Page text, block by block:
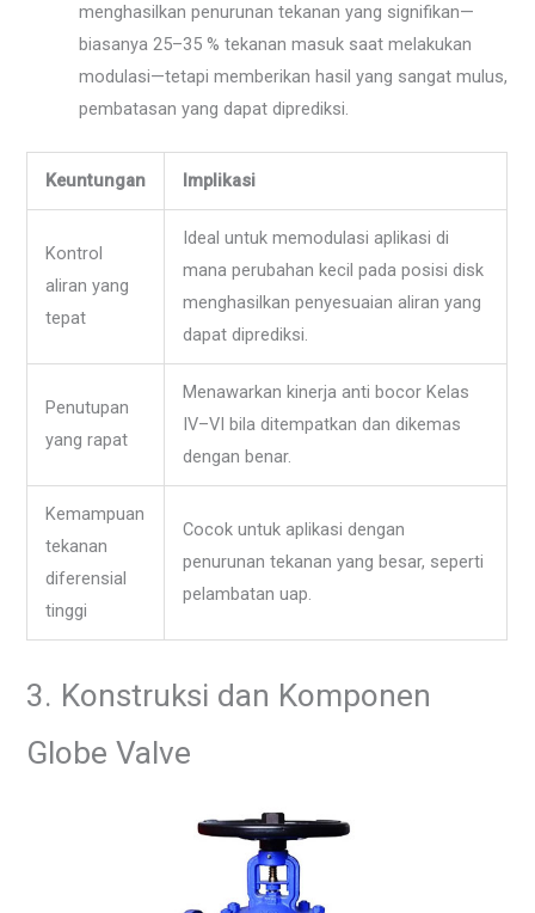
menghasilkan penurunan tekanan yang signifikan—
biasanya 25–35 % tekanan masuk saat melakukan
modulasi—tetapi memberikan hasil yang sangat mulus,
pembatasan yang dapat diprediksi.
Keuntungan Implikasi
Kontrol
aliran yang
tepat
Ideal untuk memodulasi aplikasi di
mana perubahan kecil pada posisi disk
menghasilkan penyesuaian aliran yang
dapat diprediksi.
Penutupan
yang rapat
Menawarkan kinerja anti bocor Kelas
IV–VI bila ditempatkan dan dikemas
dengan benar.
Kemampuan
tekanan
diferensial
tinggi
Cocok untuk aplikasi dengan
penurunan tekanan yang besar, seperti
pelambatan uap.
3. Konstruksi dan Komponen
Globe Valve